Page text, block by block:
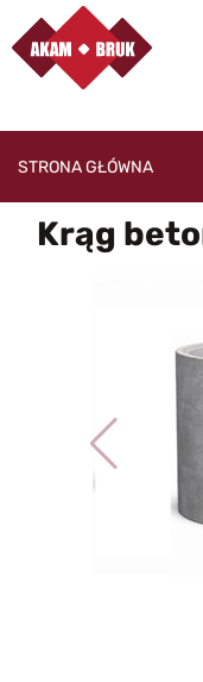
STRONA GŁÓWNA
Krąg